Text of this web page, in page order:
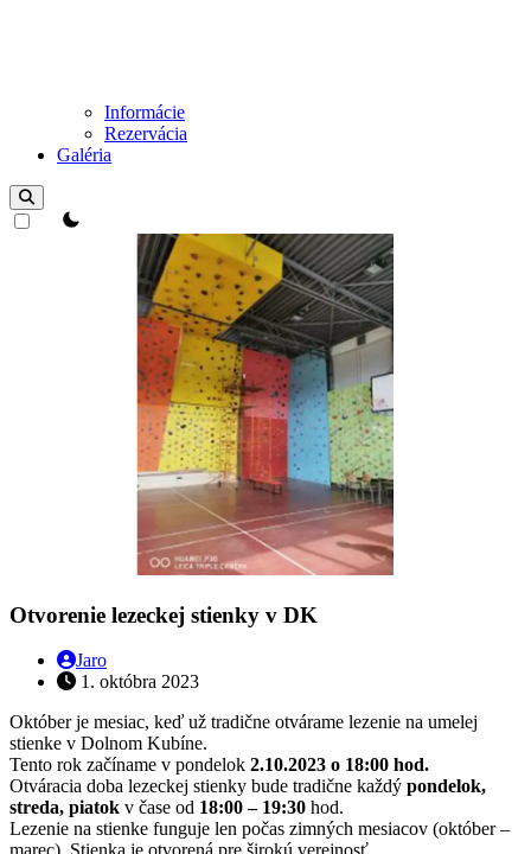
Informácie
Rezervácia
Galéria
Prepínač témy
Otvorenie lezeckej stienky v DK
Jaro
1. októbra 2023
Október je mesiac, keď už tradične otvárame lezenie na umelej
stienke v Dolnom Kubíne.
Tento rok začíname v pondelok 2.10.2023 o 18:00 hod.
Otváracia doba lezeckej stienky bude tradične každý pondelok,
streda, piatok v čase od 18:00 – 19:30 hod.
Lezenie na stienke funguje len počas zimných mesiacov (október –